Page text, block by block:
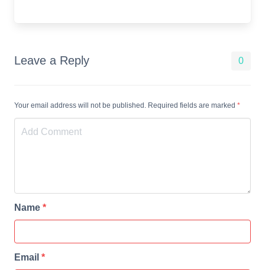
Leave a Reply 0
Your email address will not be published. Required fields are marked *
Name *
Email *